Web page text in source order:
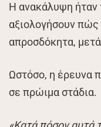
Η ανακάλυψη ήταν
αξιολογήσουν
απροσδόκητα,
Ωστόσο, η έρευνα
σε πρώιμα στάδια.